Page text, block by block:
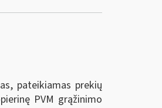
pateikiamas prekių
PVM grąžinimo